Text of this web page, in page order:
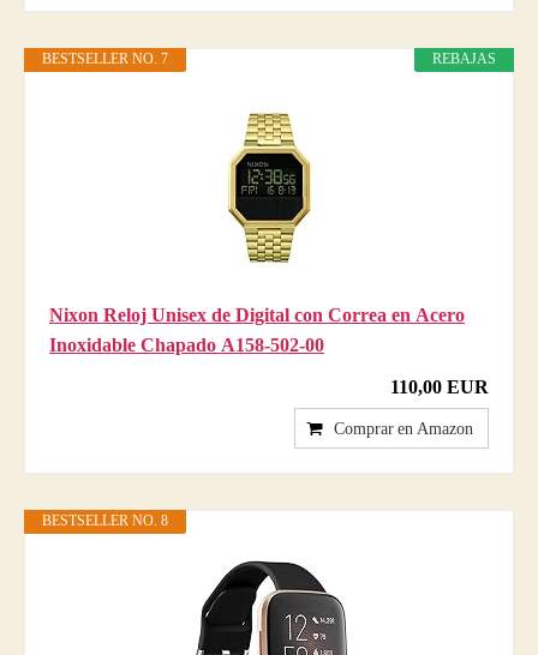
REBAJAS
BESTSELLER NO. 7
Nixon Reloj Unisex de Digital con Correa en Acero
Inoxidable Chapado A158-502-00
110,00 EUR
Comprar en Amazon
BESTSELLER NO. 8